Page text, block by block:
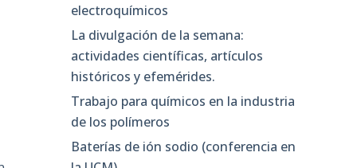
electroquímicos
La divulgación de la semana:
actividades científicas, artículos
históricos y efemérides.
Trabajo para químicos en la industria
de los polímeros
Baterías de ión sodio (conferencia en